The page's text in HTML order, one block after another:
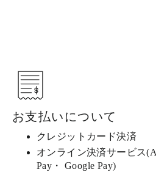
お支払いについて
クレジットカード決済
オンライン決済サービス
Pay・ Google Pay)